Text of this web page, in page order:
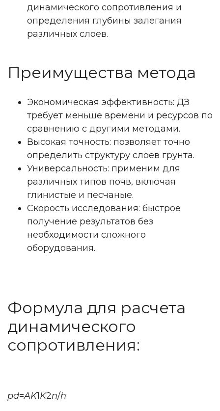
динамического сопротивления и
определения глубины залегания
различных слоев.
Преимущества метода
Экономическая эффективность: ДЗ
требует меньше времени и ресурсов по
сравнению с другими методами.
Высокая точность: позволяет точно
определить структуру слоев грунта.
Универсальность: применим для
различных типов почв, включая
глинистые и песчаные.
Скорость исследования: быстрое
получение результатов без
необходимости сложного
оборудования.
Формула для расчета
динамического
сопротивления:
pd=AK1K2n/h